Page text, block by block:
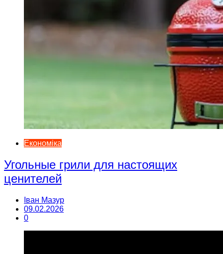
Економіка
Угольные грили для настоящих
ценителей
Іван Мазур
09.02.2026
0